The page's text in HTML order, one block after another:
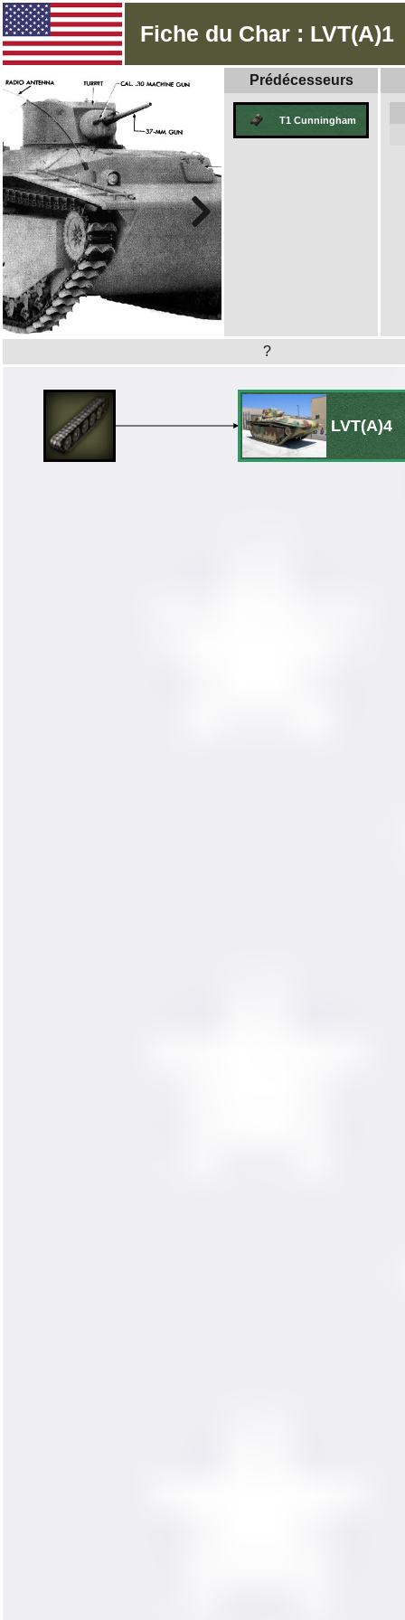
Fiche du Char : LVT(A)1
Prédécesseurs
T1 Cunningham
?
LVT(A)4